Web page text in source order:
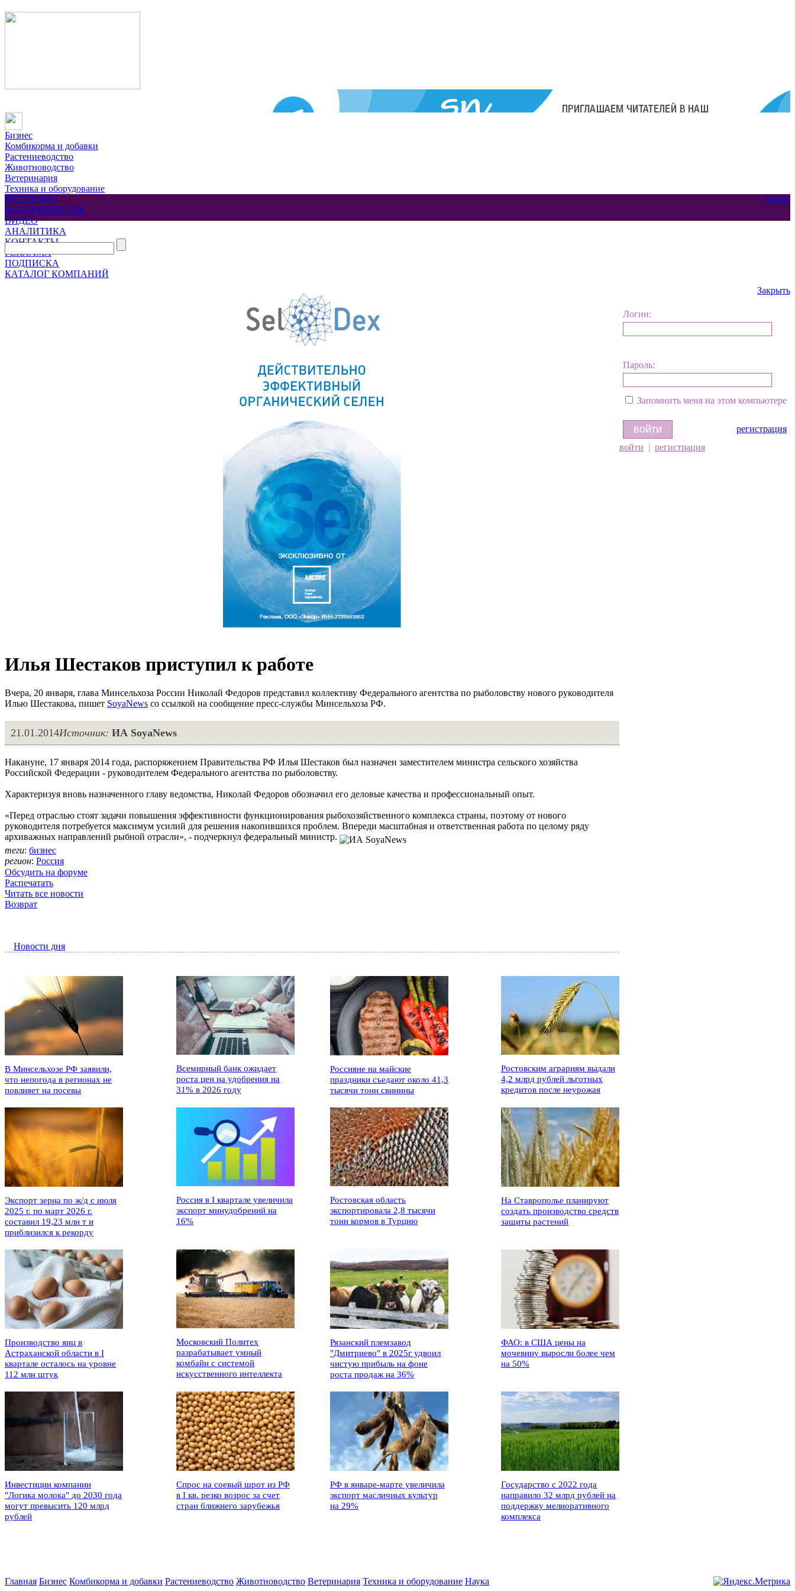
Бизнес
Комбикорма и добавки
Растениеводство
Животноводство
Ветеринария
Техника и оборудование
Наука
ИНТЕРВЬЮ
ФОТОРЕПОРТАЖ
ВИДЕО
АНАЛИТИКА
КОНТАКТЫ
РЕКЛАМА
ПОДПИСКА
КАТАЛОГ КОМПАНИЙ
Закрыть
Логин:
Пароль:
Запомнить меня на этом компьютере
регистрация
войти | регистрация
Илья Шестаков приступил к работе
Вчера, 20 января, глава Минсельхоза России Николай Федоров представил коллективу Федерального агентства по рыболовству нового руководителя
Илью Шестакова, пишет SoyaNews со ссылкой на сообщение пресс-службы Минсельхоза РФ.
21.01.2014Источник: ИА SoyaNews
Накануне, 17 января 2014 года, распоряжением Правительства РФ Илья Шестаков был назначен заместителем министра сельского хозяйства
Российской Федерации - руководителем Федерального агентства по рыболовству.
Характеризуя вновь назначенного главу ведомства, Николай Федоров обозначил его деловые качества и профессиональный опыт.
«Перед отраслью стоят задачи повышения эффективности функционирования рыбохозяйственного комплекса страны, поэтому от нового
руководителя потребуется максимум усилий для решения накопившихся проблем. Впереди масштабная и ответственная работа по целому ряду
архиважных направлений рыбной отрасли», - подчеркнул федеральный министр.
теги: бизнес
регион: Россия
Обсудить на форуме
Распечатать
Читать все новости
Возврат
Новости дня
В Минсельхозе РФ заявили,
что непогода в регионах не
повлияет на посевы
Всемирный банк ожидает
роста цен на удобрения на
31% в 2026 году
Россияне на майские
праздники съедают около 41,3
тысячи тонн свинины
Ростовским аграриям выдали
4,2 млрд рублей льготных
кредитов после неурожая
Экспорт зерна по ж/д с июля
2025 г. по март 2026 г.
составил 19,23 млн т и
приблизился к рекорду
Россия в I квартале увеличила
экспорт минудобрений на
16%
Ростовская область
экспортировала 2,8 тысячи
тонн кормов в Турцию
На Ставрополье планируют
создать производство средств
защиты растений
Производство яиц в
Астраханской области в I
квартале осталось на уровне
112 млн штук
Московский Политех
разрабатывает умный
комбайн с системой
искусственного интеллекта
Рязанский племзавод
"Дмитриево" в 2025г удвоил
чистую прибыль на фоне
роста продаж на 36%
ФАО: в США цены на
мочевину выросли более чем
на 50%
Инвестиции компании
"Логика молока" до 2030 года
могут превысить 120 млрд
рублей
Спрос на соевый шрот из РФ
в I кв. резко возрос за счет
стран ближнего зарубежья
РФ в январе-марте увеличила
экспорт масличных культур
на 29%
Государство с 2022 года
направило 32 млрд рублей на
поддержку мелиоративного
комплекса
Главная Бизнес Комбикорма и добавки Растениеводство Животноводство Ветеринария Техника и оборудование Наука